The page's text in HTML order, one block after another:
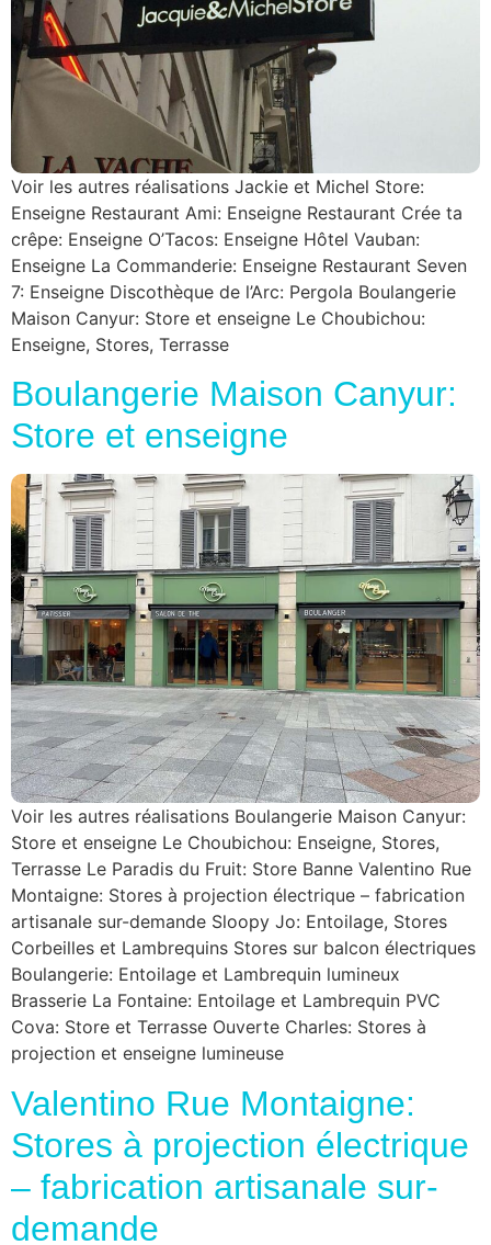
Voir les autres réalisations Jackie et Michel Store:
Enseigne Restaurant Ami: Enseigne Restaurant Crée ta
crêpe: Enseigne O’Tacos: Enseigne Hôtel Vauban:
Enseigne La Commanderie: Enseigne Restaurant Seven
7: Enseigne Discothèque de l’Arc: Pergola Boulangerie
Maison Canyur: Store et enseigne Le Choubichou:
Enseigne, Stores, Terrasse
Boulangerie Maison Canyur:
Store et enseigne
Voir les autres réalisations Boulangerie Maison Canyur:
Store et enseigne Le Choubichou: Enseigne, Stores,
Terrasse Le Paradis du Fruit: Store Banne Valentino Rue
Montaigne: Stores à projection électrique – fabrication
artisanale sur-demande Sloopy Jo: Entoilage, Stores
Corbeilles et Lambrequins Stores sur balcon électriques
Boulangerie: Entoilage et Lambrequin lumineux
Brasserie La Fontaine: Entoilage et Lambrequin PVC
Cova: Store et Terrasse Ouverte Charles: Stores à
projection et enseigne lumineuse
Valentino Rue Montaigne:
Stores à projection électrique
– fabrication artisanale sur-
demande